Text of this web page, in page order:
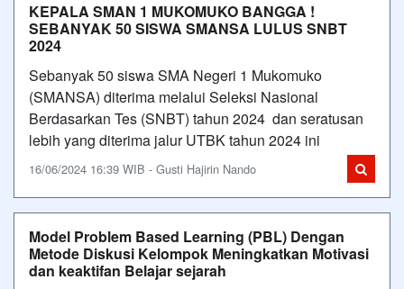
KEPALA SMAN 1 MUKOMUKO BANGGA !
SEBANYAK 50 SISWA SMANSA LULUS SNBT
2024
Sebanyak 50 siswa SMA Negeri 1 Mukomuko
(SMANSA) diterima melalui Seleksi Nasional
Berdasarkan Tes (SNBT) tahun 2024 dan seratusan
lebih yang diterima jalur UTBK tahun 2024 ini
16/06/2024 16:39 WIB - Gusti Hajirin Nando
Model Problem Based Learning (PBL) Dengan
Metode Diskusi Kelompok Meningkatkan Motivasi
dan keaktifan Belajar sejarah